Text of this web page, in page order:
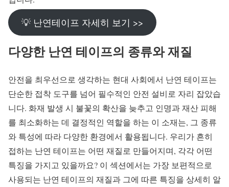
💡 난연테이프 자세히 보기 >>
다양한 난연 테이프의 종류와 재질
안전을 최우선으로 생각하는 현대 사회에서 난연 테이프는
단순한 접착 도구를 넘어 필수적인 안전 설비로 자리 잡았습
니다. 화재 발생 시 불꽃의 확산을 늦추고 인명과 재산 피해
를 최소화하는 데 결정적인 역할을 하는 이 소재는, 그 종류
와 특성에 따라 다양한 환경에서 활용됩니다. 우리가 흔히
접하는 난연 테이프는 어떤 재질로 만들어지며, 각각 어떤
특징을 가지고 있을까요? 이 섹션에서는 가장 보편적으로
사용되는 난연 테이프의 재질과 그에 따른 특징을 상세히 알